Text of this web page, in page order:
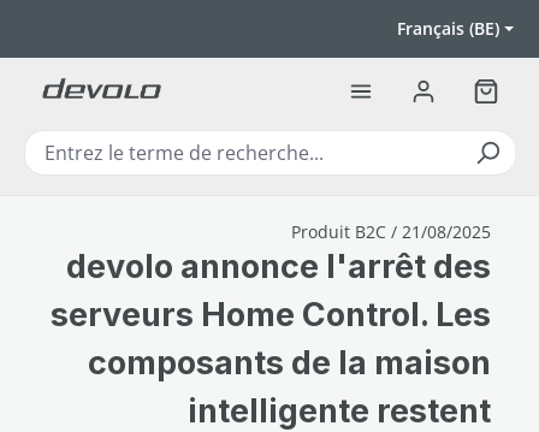
Français (BE)
Le
Produit B2C / 21/08/2025
devolo annonce l'arrêt des
serveurs Home Control. Les
composants de la maison
intelligente restent